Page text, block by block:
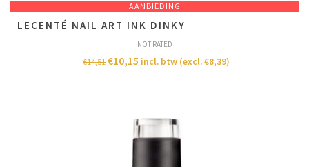
AANBIEDING
LECENTÉ NAIL ART INK DINKY
NOT RATED
€14,51 €10,15 incl. btw (excl.€8,39)